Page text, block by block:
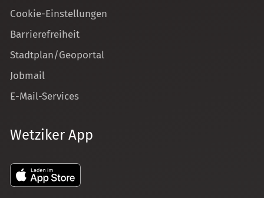
Cookie-Einstellungen
Barrierefreiheit
Stadtplan/Geoportal
Jobmail
E-Mail-Services
Wetziker App